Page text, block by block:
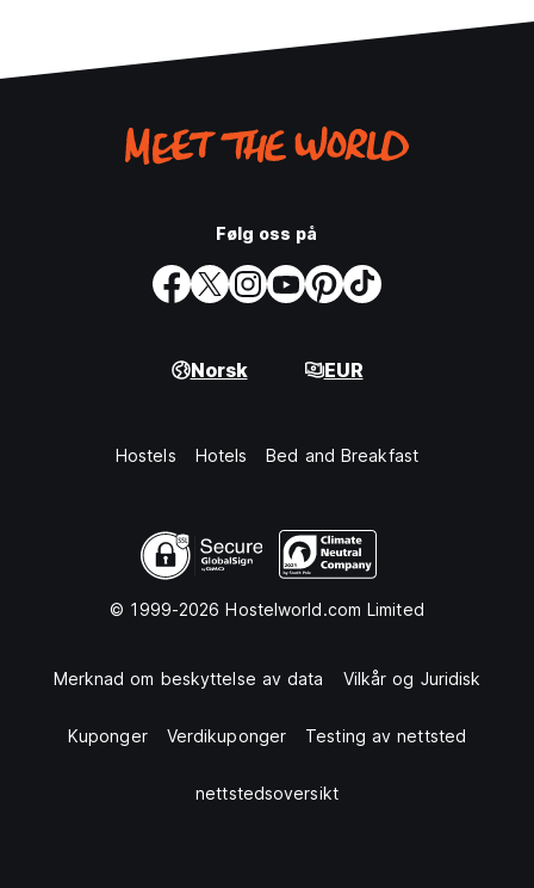
Følg oss på
Norsk EUR
Hostels Hotels Bed and Breakfast
© 1999-2026 Hostelworld.com Limited
Merknad om beskyttelse av data Vilkår og Juridisk
Kuponger Verdikuponger Testing av nettsted
nettstedsoversikt